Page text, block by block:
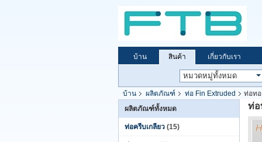
บ้าน สินค้า เกี่ยวกับเรา
บ้าน ผลิตภัณฑ์ ท่อ Fin Extruded
ท่อท
ผลิตภัณฑ์ทั้งหมด
ท่อครีบเกลียว (15)
ท่อ